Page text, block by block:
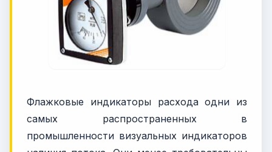
Флажковые индикаторы расхода одни из
самых распространенных в
промышленности визуальных индикаторов